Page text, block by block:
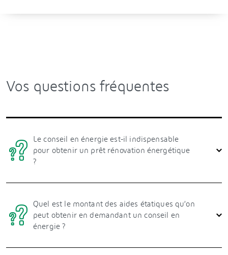
Vos questions fréquentes
Le conseil en énergie est-il indispensable
pour obtenir un prêt rénovation énergétique
?
Quel est le montant des aides étatiques qu’on
peut obtenir en demandant un conseil en
énergie ?